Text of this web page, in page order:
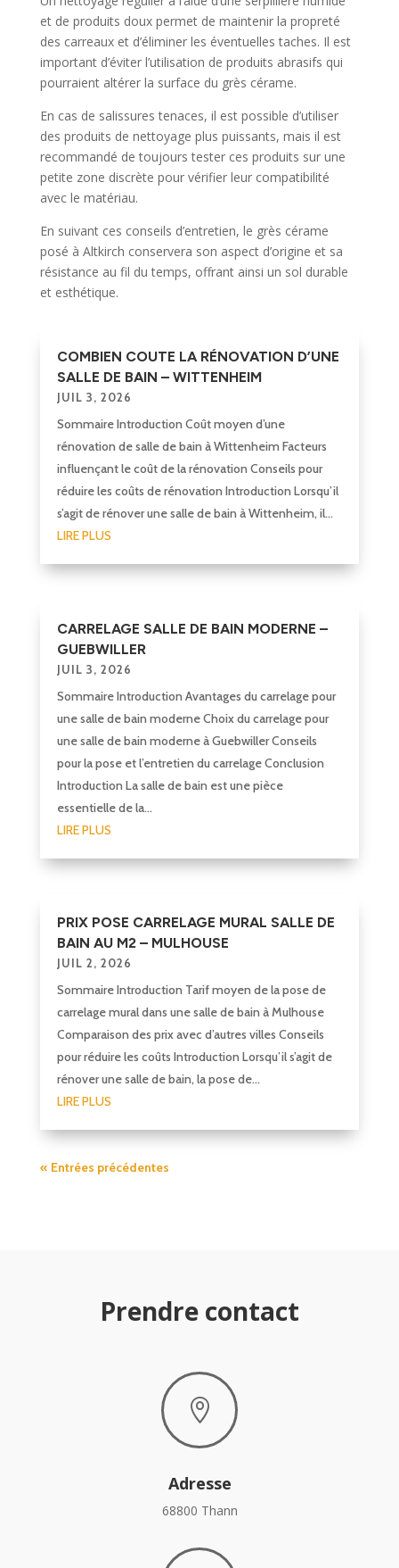
et de produits doux permet de maintenir la propreté
des carreaux et d’éliminer les éventuelles taches. Il est
important d’éviter l’utilisation de produits abrasifs qui
pourraient altérer la surface du grès cérame.
En cas de salissures tenaces, il est possible d’utiliser
des produits de nettoyage plus puissants, mais il est
recommandé de toujours tester ces produits sur une
petite zone discrète pour vérifier leur compatibilité
avec le matériau.
En suivant ces conseils d’entretien, le grès cérame
posé à Altkirch conservera son aspect d’origine et sa
résistance au fil du temps, offrant ainsi un sol durable
et esthétique.
COMBIEN COUTE LA RÉNOVATION D’UNE
SALLE DE BAIN – WITTENHEIM
JUIL 3, 2026
Sommaire Introduction Coût moyen d’une
rénovation de salle de bain à Wittenheim Facteurs
influençant le coût de la rénovation Conseils pour
réduire les coûts de rénovation Introduction Lorsqu’il
s’agit de rénover une salle de bain à Wittenheim, il...
LIRE PLUS
CARRELAGE SALLE DE BAIN MODERNE –
GUEBWILLER
JUIL 3, 2026
Sommaire Introduction Avantages du carrelage pour
une salle de bain moderne Choix du carrelage pour
une salle de bain moderne à Guebwiller Conseils
pour la pose et l’entretien du carrelage Conclusion
Introduction La salle de bain est une pièce
essentielle de la...
LIRE PLUS
PRIX POSE CARRELAGE MURAL SALLE DE
BAIN AU M2 – MULHOUSE
JUIL 2, 2026
Sommaire Introduction Tarif moyen de la pose de
carrelage mural dans une salle de bain à Mulhouse
Comparaison des prix avec d’autres villes Conseils
pour réduire les coûts Introduction Lorsqu’il s’agit de
rénover une salle de bain, la pose de...
LIRE PLUS
« Entrées précédentes
Prendre contact

Adresse
68800 Thann